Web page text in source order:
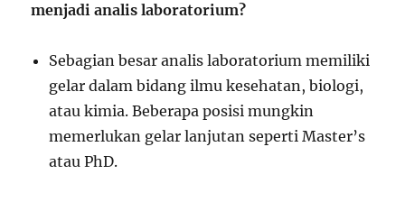
menjadi analis laboratorium?
Sebagian besar analis laboratorium memiliki
gelar dalam bidang ilmu kesehatan, biologi,
atau kimia. Beberapa posisi mungkin
memerlukan gelar lanjutan seperti Master’s
atau PhD.